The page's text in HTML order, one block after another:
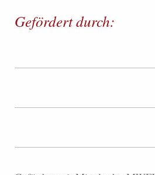
Gefördert durch: